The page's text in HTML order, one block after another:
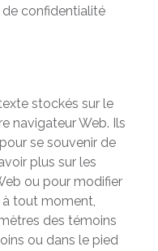
confidentialité
stockés sur le
navigateur Web. Ils
se souvenir de
plus sur les
ou pour modifier
tout moment,
des témoins
ou dans le pied